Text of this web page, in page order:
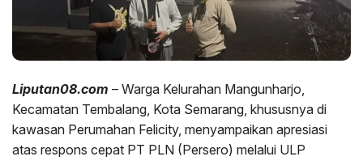
Liputan08.com – Warga Kelurahan Mangunharjo,
Kecamatan Tembalang, Kota Semarang, khususnya di
kawasan Perumahan Felicity, menyampaikan apresiasi
atas respons cepat PT PLN (Persero) melalui ULP